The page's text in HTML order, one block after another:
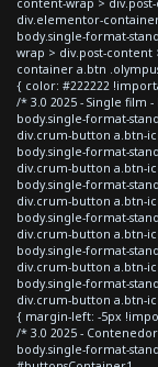
div.elementor-
body.single-format-
wrap > div.post-
container a.btn
{ color: #222222
/* 3.0 2025 - Single film
body.single-format-
div.crum-button a.btn-
body.single-format-
div.crum-button a.btn-
body.single-format-
div.crum-button a.btn-
body.single-format-
div.crum-button a.btn-
body.single-format-
div.crum-button a.btn-
body.single-format-
div.crum-button a.btn-
{ margin-left: -5px
/* 3.0 2025 -
body.single-format-